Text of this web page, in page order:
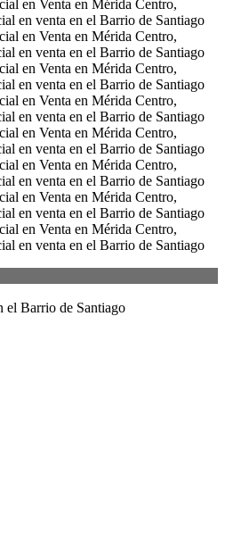
el Barrio de Santiago